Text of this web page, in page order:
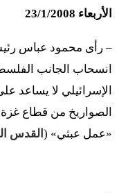
الأربعاء 23/1/2008
– رأى محمود عباس
انسحاب الجانب
الإسرائيلي لا يساعد
الصواريخ من قطاع
«عمل عبثي» ( القدس